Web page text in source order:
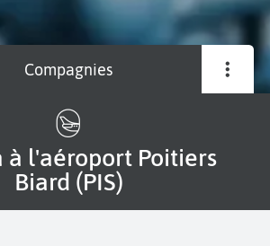
Compagnies
Biard (PIS)